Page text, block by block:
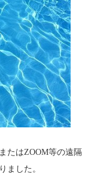
たはZOOM等の遠隔
ました。